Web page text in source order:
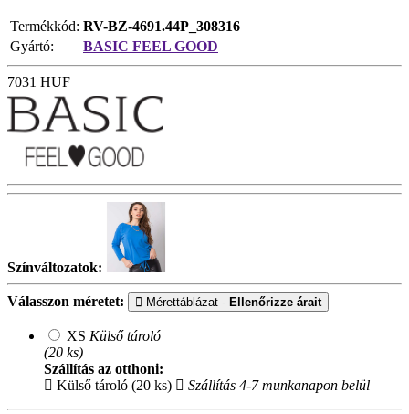
Termékkód: RV-BZ-4691.44P_308316
Gyártó:
BASIC FEEL GOOD
7031 HUF
Színváltozatok:
Válasszon méretet: Mérettáblázat - Ellenőrizze árait
XS Külső tároló
(20 ks)
Szállítás az otthoni:
Külső tároló (20 ks)
Szállítás 4-7 munkanapon belül